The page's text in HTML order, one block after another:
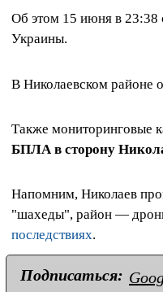
Об этом 15 июня в
Украины.
В Николаевском районе
Также мониторинговые
БПЛА в сторону
Напомним, Николаев
"шахеды", район —
последствиях.
Подписаться: